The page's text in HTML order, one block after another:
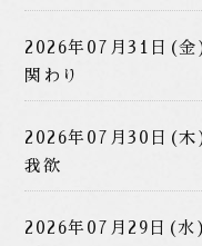
2026年07月31日(金
関わり
2026年07月30日(木
我欲
2026年07月29日(水)